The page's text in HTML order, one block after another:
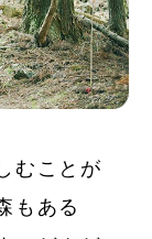
むことが
もある